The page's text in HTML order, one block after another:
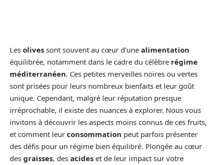
Les olives sont souvent au cœur d’une alimentation
équilibrée, notamment dans le cadre du célèbre régime
méditerranéen. Ces petites merveilles noires ou vertes
sont prisées pour leurs nombreux bienfaits et leur goût
unique. Cependant, malgré leur réputation presque
irréprochable, il existe des nuances à explorer. Nous vous
invitons à découvrir les aspects moins connus de ces fruits,
et comment leur consommation peut parfois présenter
des défis pour un régime bien équilibré. Plongée au cœur
des graisses, des acides et de leur impact sur votre